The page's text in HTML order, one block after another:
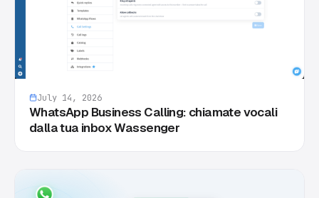
July 14, 2026
WhatsApp Business Calling: chiamate vocali
dalla tua inbox Wassenger